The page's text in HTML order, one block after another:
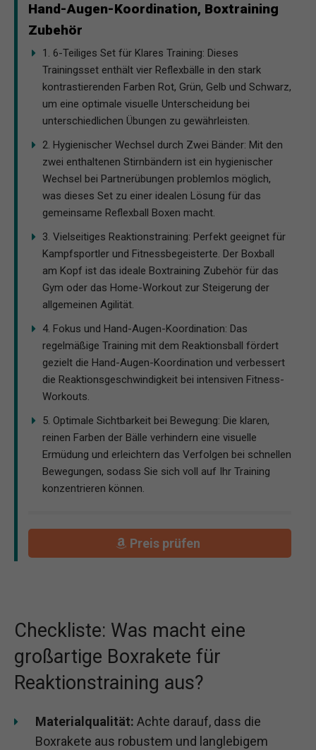
Hand-Augen-Koordination, Boxtraining
Zubehör
1. 6-Teiliges Set für Klares Training: Dieses
Trainingsset enthält vier Reflexbälle in den stark
kontrastierenden Farben Rot, Grün, Gelb und Schwarz,
um eine optimale visuelle Unterscheidung bei
unterschiedlichen Übungen zu gewährleisten.
2. Hygienischer Wechsel durch Zwei Bänder: Mit den
zwei enthaltenen Stirnbändern ist ein hygienischer
Wechsel bei Partnerübungen problemlos möglich,
was dieses Set zu einer idealen Lösung für das
gemeinsame Reflexball Boxen macht.
3. Vielseitiges Reaktionstraining: Perfekt geeignet für
Kampfsportler und Fitnessbegeisterte. Der Boxball
am Kopf ist das ideale Boxtraining Zubehör für das
Gym oder das Home-Workout zur Steigerung der
allgemeinen Agilität.
4. Fokus und Hand-Augen-Koordination: Das
regelmäßige Training mit dem Reaktionsball fördert
gezielt die Hand-Augen-Koordination und verbessert
die Reaktionsgeschwindigkeit bei intensiven Fitness-
Workouts.
5. Optimale Sichtbarkeit bei Bewegung: Die klaren,
reinen Farben der Bälle verhindern eine visuelle
Ermüdung und erleichtern das Verfolgen bei schnellen
Bewegungen, sodass Sie sich voll auf Ihr Training
konzentrieren können.
Preis prüfen
Checkliste: Was macht eine
großartige Boxrakete für
Reaktionstraining aus?
Materialqualität: Achte darauf, dass die
Boxrakete aus robustem und langlebigem